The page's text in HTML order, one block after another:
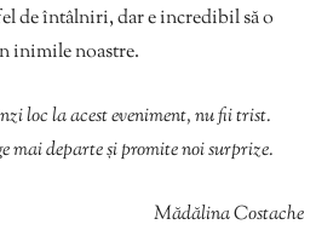
de întâlniri, dar e incredibil să o
inimile noastre.
loc la acest eveniment, nu fii trist.
mai departe și promite noi surprize.
Mădălina Costache